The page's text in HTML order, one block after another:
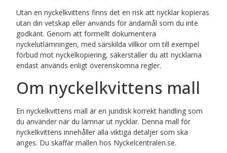
Utan en nyckelkvittens finns det en risk att nycklar kopieras
utan din vetskap eller används för ändamål som du inte
godkänt. Genom att formellt dokumentera
nyckelutlämningen, med särskilda villkor om till exempel
förbud mot nyckelkopiering, säkerställer du att nycklarna
endast används enligt överenskomna regler.
Om nyckelkvittens mall​
En nyckelkvittens mall är en juridisk korrekt handling som
du använder när du lämnar ut nycklar. Denna mall för
nyckelkvittens innehåller alla viktiga detaljer som ska
anges. Du skaffar mallen hos Nyckelcentralen.se.